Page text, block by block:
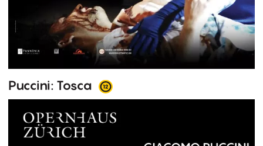
Puccini: Tosca